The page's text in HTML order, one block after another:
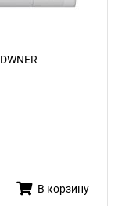
В корзину